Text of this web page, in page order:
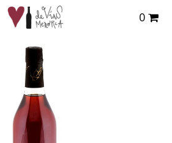
0
VER CESTA